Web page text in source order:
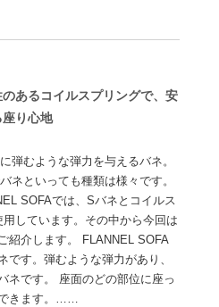
あるコイルスプリングで、安
座り心地
弾むような弾力を与えるバネ。
ネといっても種類は様々です。
SOFAでは、Sバネとコイルス
しています。その中から今回は
紹介します。 FLANNEL SOFA
です。弾むような弾力があり、
ネです。 座面のどの部位に座っ
できます。……